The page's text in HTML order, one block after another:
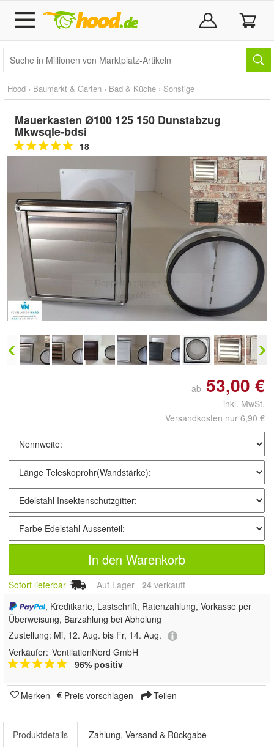
Hood › Baumarkt & Garten › Bad & Küche › Sonstige
Mauerkasten Ø100 125 150 Dunstabzug
Mkwsqle-bdsi
18
Doppelt antippen zum
vergrößern
ab 53,00 €
inkl. MwSt.
Versandkosten nur 6,90 €
In den Warenkorb
Sofort lieferbar Auf Lager 24 verkauft
, Kreditkarte, Lastschrift, Ratenzahlung, Vorkasse per
Überweisung, Barzahlung bei Abholung
Zustellung: Mi, 12. Aug. bis Fr, 14. Aug.
Verkäufer: VentilationNord GmbH
96% positiv
Merken Preis vorschlagen Teilen
Produktdetails Zahlung, Versand & Rückgabe